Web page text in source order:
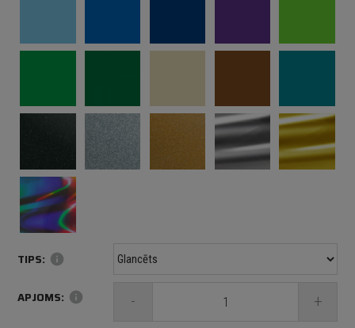
TIPS: info
APJOMS: info - +